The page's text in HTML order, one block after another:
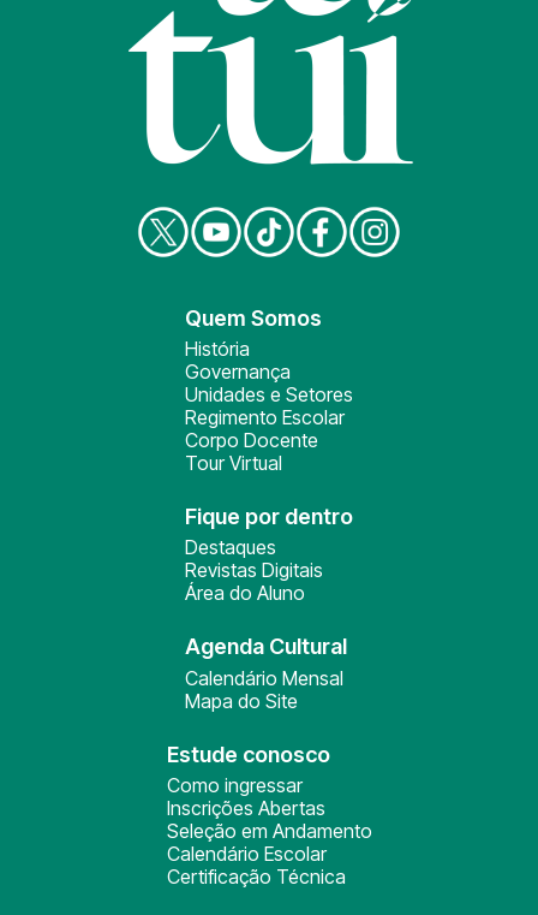
Quem Somos
História
Governança
Unidades e Setores
Regimento Escolar
Corpo Docente
Tour Virtual
Fique por dentro
Destaques
Revistas Digitais
Área do Aluno
Agenda Cultural
Calendário Mensal
Mapa do Site
Estude conosco
Como ingressar
Inscrições Abertas
Seleção em Andamento
Calendário Escolar
Certificação Técnica